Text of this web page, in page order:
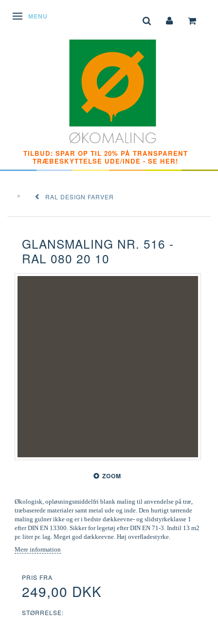
SKIFTE NAVIGATION
MENU
TILBUD: SPAR OP TIL 20% PÅ TRANSPARENT
TRÆBESKYTTELSE UDE/INDE - SE HER!
RAL DESIGN FARVER
GLANSMALING NR. 516 -
RAL 080 20 10
ZOOM
Økologisk, opløsningsmiddelfri blank maling til anvendelse på træ,
træbaserede materialer samt metal ude og inde. Den hurtigt tørrende
maling gulner ikke og er i bedste dækkeevne- og slidstyrkeklasse 1
efter DIN EN 13300. Sikker for legetøj efter DIN EN 71-3. Indtil 13 m2
pr. liter pr. lag. Meget god dækkeevne. Høj overfladestyrke.
Mere information
PRIS FRA
249,00 DKK
STØRRELSE: